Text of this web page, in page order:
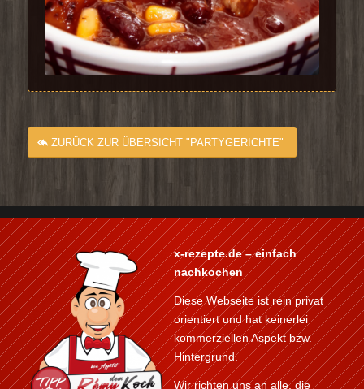
ZURÜCK ZUR ÜBERSICHT "PARTYGERICHTE"
x-rezepte.de – einfach
nachkochen
Diese Webseite ist rein privat
orientiert und hat keinerlei
kommerziellen Aspekt bzw.
Hintergrund.
Wir richten uns an alle, die